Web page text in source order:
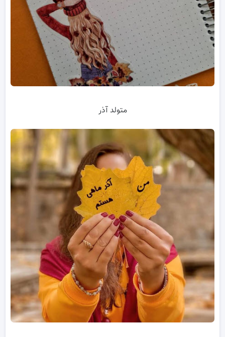
متولد آذر